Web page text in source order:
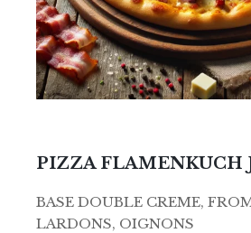
PIZZA FLAMENKUCH
BASE DOUBLE CREME,
LARDONS, OIGNONS